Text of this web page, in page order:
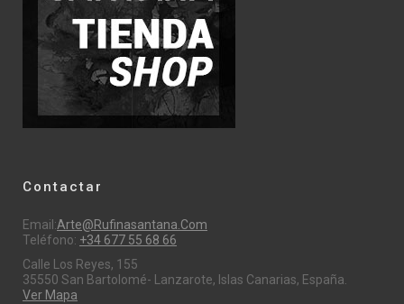
Contactar
Email:Arte@rufinasantana.com
Teléfono: +34 677 55 68 66
Calle Los Reyes, 155
35550 San Bartolomé- Lanzarote, Islas Canarias, España.
Ver Mapa